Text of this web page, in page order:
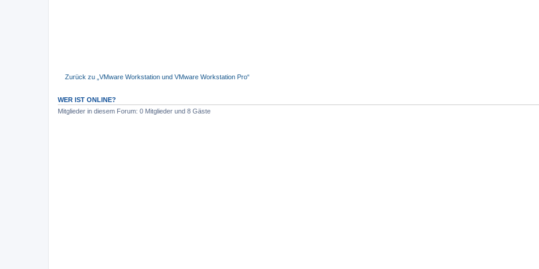
Zurück zu „VMware Workstation und VMware Workstation Pro“
WER IST ONLINE?
Mitglieder in diesem Forum: 0 Mitglieder und 8 Gäste